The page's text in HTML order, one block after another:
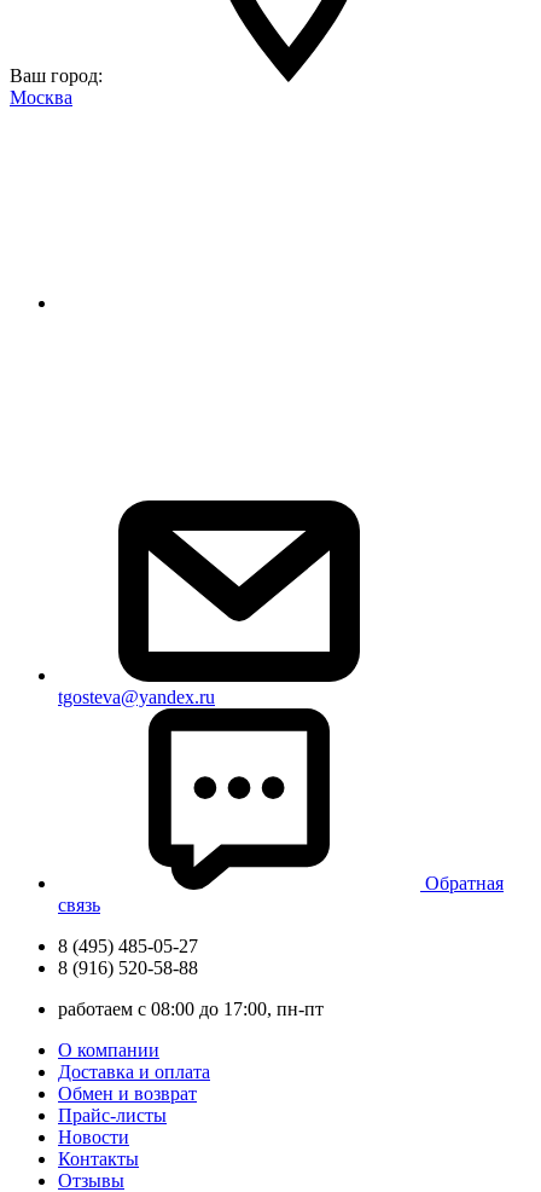
Ваш город:
Москва
tgosteva@yandex.ru
Обратная
связь
8 (495) 485-05-27
8 (916) 520-58-88
работаем с 08:00 до 17:00, пн-пт
О компании
Доставка и оплата
Обмен и возврат
Прайс-листы
Новости
Контакты
Отзывы